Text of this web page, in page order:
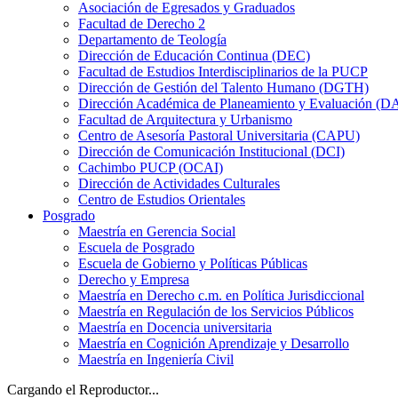
Asociación de Egresados y Graduados
Facultad de Derecho 2
Departamento de Teología
Dirección de Educación Continua (DEC)
Facultad de Estudios Interdisciplinarios de la PUCP
Dirección de Gestión del Talento Humano (DGTH)
Dirección Académica de Planeamiento y Evaluación
Facultad de Arquitectura y Urbanismo
Centro de Asesoría Pastoral Universitaria (CAPU)
Dirección de Comunicación Institucional (DCI)
Cachimbo PUCP (OCAI)
Dirección de Actividades Culturales
Centro de Estudios Orientales
Posgrado
Maestría en Gerencia Social
Escuela de Posgrado
Escuela de Gobierno y Políticas Públicas
Derecho y Empresa
Maestría en Derecho c.m. en Política Jurisdiccional
Maestría en Regulación de los Servicios Públicos
Maestría en Docencia universitaria
Maestría en Cognición Aprendizaje y Desarrollo
Maestría en Ingeniería Civil
Cargando el Reproductor...